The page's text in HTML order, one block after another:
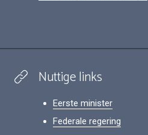
Nuttige links
Eerste minister
Federale regering